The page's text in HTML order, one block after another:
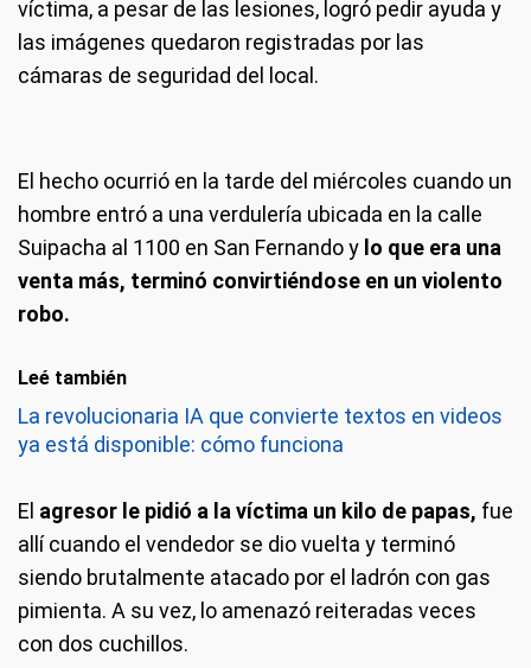
víctima, a pesar de las lesiones, logró pedir ayuda y
las imágenes quedaron registradas por las
cámaras de seguridad del local.
El hecho ocurrió en la tarde del miércoles cuando un
hombre entró a una verdulería ubicada en la calle
Suipacha al 1100 en San Fernando y lo que era una
venta más, terminó convirtiéndose en un violento
robo.
Leé también
La revolucionaria IA que convierte textos en videos
ya está disponible: cómo funciona
El agresor le pidió a la víctima un kilo de papas, fue
allí cuando el vendedor se dio vuelta y terminó
siendo brutalmente atacado por el ladrón con gas
pimienta. A su vez, lo amenazó reiteradas veces
con dos cuchillos.